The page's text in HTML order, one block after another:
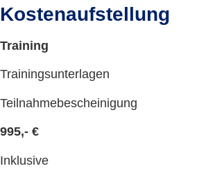
Kostenaufstellung
Training
Trainingsunterlagen
Teilnahmebescheinigung
995,- €
Inklusive